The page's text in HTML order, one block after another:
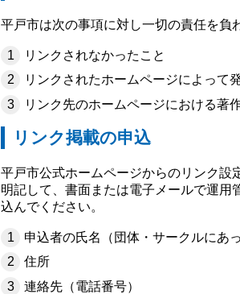
平戸市は次の事項に対し一切の責任を負
リンクされなかったこと
リンクされたホームページによって
リンク先のホームページにおける著
リンク掲載の申込
平戸市公式ホームページからのリンク設
明記して、書面または電子メールで運用
込んでください。
申込者の氏名（団体・サークルにあ
住所
連絡先（電話番号）